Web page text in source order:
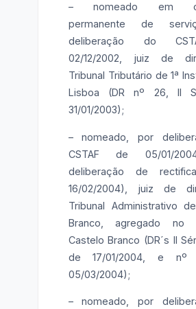
– nomeado em
permanente de
deliberação do
02/12/2002, juiz de
Tribunal Tributário de 1ª
Lisboa (DR nº 26, II
31/01/2003);
– nomeado, por
CSTAF de 05/01/
deliberação de
16/02/2004), juiz de
Tribunal Administrativo
Branco, agregado no
Castelo Branco (DR´s II
de 17/01/2004, e
05/03/2004);
– nomeado, por